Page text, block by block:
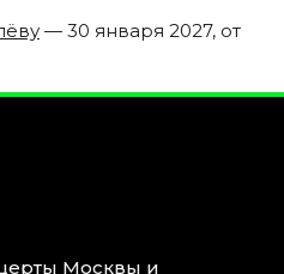
— 30 января 2027, от
Москвы и